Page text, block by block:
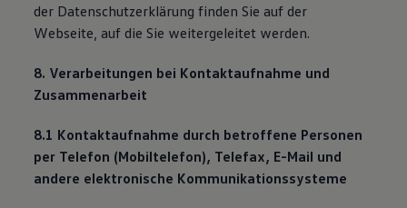
der Datenschutzerklärung finden Sie auf der
Webseite, auf die Sie weitergeleitet werden.
8. Verarbeitungen bei Kontaktaufnahme und
Zusammenarbeit
8.1 Kontaktaufnahme durch betroffene Personen
per Telefon (Mobiltelefon), Telefax, E-Mail und
andere elektronische Kommunikationssysteme